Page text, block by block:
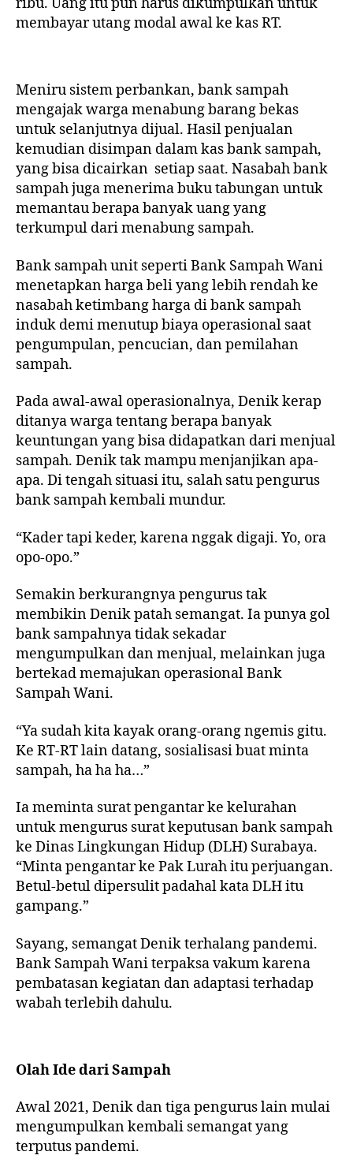
membayar utang modal awal ke kas RT.
Meniru sistem perbankan, bank sampah
mengajak warga menabung barang bekas
untuk selanjutnya dijual. Hasil penjualan
kemudian disimpan dalam kas bank sampah,
yang bisa dicairkan setiap saat. Nasabah bank
sampah juga menerima buku tabungan untuk
memantau berapa banyak uang yang
terkumpul dari menabung sampah.
Bank sampah unit seperti Bank Sampah Wani
menetapkan harga beli yang lebih rendah ke
nasabah ketimbang harga di bank sampah
induk demi menutup biaya operasional saat
pengumpulan, pencucian, dan pemilahan
sampah.
Pada awal-awal operasionalnya, Denik kerap
ditanya warga tentang berapa banyak
keuntungan yang bisa didapatkan dari menjual
sampah. Denik tak mampu menjanjikan apa-
apa. Di tengah situasi itu, salah satu pengurus
bank sampah kembali mundur.
“Kader tapi keder, karena nggak digaji. Yo, ora
opo-opo.”
Semakin berkurangnya pengurus tak
membikin Denik patah semangat. Ia punya gol
bank sampahnya tidak sekadar
mengumpulkan dan menjual, melainkan juga
bertekad memajukan operasional Bank
Sampah Wani.
“Ya sudah kita kayak orang-orang ngemis gitu.
Ke RT-RT lain datang, sosialisasi buat minta
sampah, ha ha ha…”
Ia meminta surat pengantar ke kelurahan
untuk mengurus surat keputusan bank sampah
ke Dinas Lingkungan Hidup (DLH) Surabaya.
“Minta pengantar ke Pak Lurah itu perjuangan.
Betul-betul dipersulit padahal kata DLH itu
gampang.”
Sayang, semangat Denik terhalang pandemi.
Bank Sampah Wani terpaksa vakum karena
pembatasan kegiatan dan adaptasi terhadap
wabah terlebih dahulu.
Olah Ide dari Sampah
Awal 2021, Denik dan tiga pengurus lain mulai
mengumpulkan kembali semangat yang
terputus pandemi.